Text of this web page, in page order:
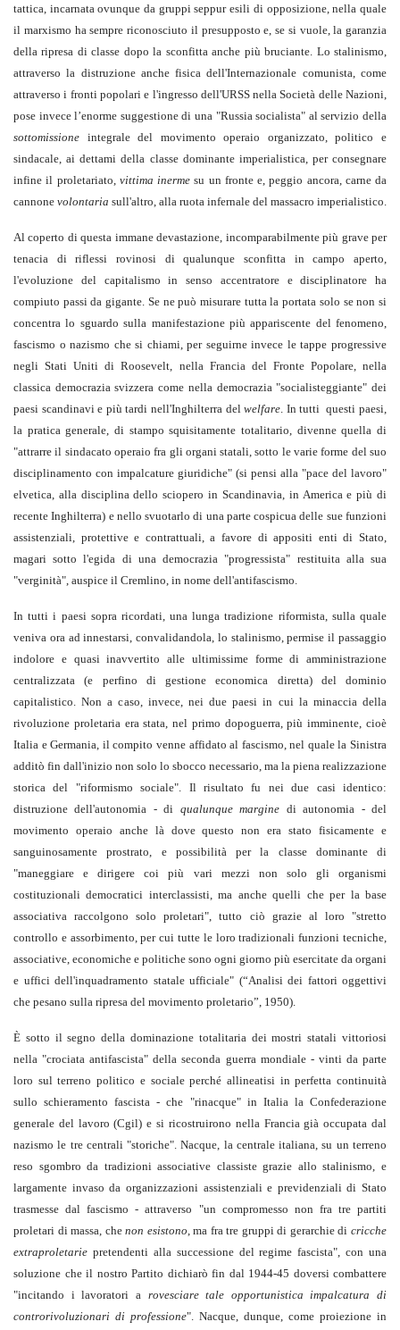
tattica, incarnata ovunque da gruppi seppur esili di opposizione, nella quale
il marxismo ha sempre riconosciuto il presupposto e, se si vuole, la garanzia
della ripresa di classe dopo la sconfitta anche più bruciante. Lo stalinismo,
attraverso la distruzione anche fisica dell'Internazionale comunista, come
attraverso i fronti popolari e l'ingresso dell'URSS nella Società delle Nazioni,
pose invece l’enorme suggestione di una "Russia socialista" al servizio della
sottomissione integrale del movimento operaio organizzato, politico e
sindacale, ai dettami della classe dominante imperialistica, per consegnare
infine il proletariato, vittima inerme su un fronte e, peggio ancora, carne da
cannone volontaria sull'altro, alla ruota infernale del massacro imperialistico.
Al coperto di questa immane devastazione, incomparabilmente più grave per
tenacia di riflessi rovinosi di qualunque sconfitta in campo aperto,
l'evoluzione del capitalismo in senso accentratore e disciplinatore ha
compiuto passi da gigante. Se ne può misurare tutta la portata solo se non si
concentra lo sguardo sulla manifestazione più appariscente del fenomeno,
fascismo o nazismo che si chiami, per seguirne invece le tappe progressive
negli Stati Uniti di Roosevelt, nella Francia del Fronte Popolare, nella
classica democrazia svizzera come nella democrazia "socialisteggiante" dei
paesi scandinavi e più tardi nell'Inghilterra delwelfare. In tutti questi paesi,
la pratica generale, di stampo squisitamente totalitario, divenne quella di
"attrarre il sindacato operaio fra gli organi statali, sotto le varie forme del suo
disciplinamento con impalcature giuridiche" (si pensi alla "pace del lavoro"
elvetica, alla disciplina dello sciopero in Scandinavia, in America e più di
recente Inghilterra) e nello svuotarlo di una parte cospicua delle sue funzioni
assistenziali, protettive e contrattuali, a favore di appositi enti di Stato,
magari sotto l'egida di una democrazia "progressista" restituita alla sua
"verginità", auspice il Cremlino, in nome dell'antifascismo.
In tutti i paesi sopra ricordati, una lunga tradizione riformista, sulla quale
veniva ora ad innestarsi, convalidandola, lo stalinismo, permise il passaggio
indolore e quasi inavvertito alle ultimissime forme di amministrazione
centralizzata (e perfino di gestione economica diretta) del dominio
capitalistico. Non a caso, invece, nei due paesi in cui la minaccia della
rivoluzione proletaria era stata, nel primo dopoguerra, più imminente, cioè
Italia e Germania, il compito venne affidato al fascismo, nel quale la Sinistra
additò fin dall'inizio non solo lo sbocco necessario, ma la piena realizzazione
storica del "riformismo sociale". Il risultato fu nei due casi identico:
distruzione dell'autonomia - di qualunque margine di autonomia - del
movimento operaio anche là dove questo non era stato fisicamente e
sanguinosamente prostrato, e possibilità per la classe dominante di
"maneggiare e dirigere coi più vari mezzi non solo gli organismi
costituzionali democratici interclassisti, ma anche quelli che per la base
associativa raccolgono solo proletari", tutto ciò grazie al loro "stretto
controllo e assorbimento, per cui tutte le loro tradizionali funzioni tecniche,
associative, economiche e politiche sono ogni giorno più esercitate da organi
e uffici dell'inquadramento statale ufficiale" (“Analisi dei fattori oggettivi
che pesano sulla ripresa del movimento proletario”, 1950).
È sotto il segno della dominazione totalitaria dei mostri statali vittoriosi
nella "crociata antifascista" della seconda guerra mondiale - vinti da parte
loro sul terreno politico e sociale perché allineatisi in perfetta continuità
sullo schieramento fascista - che "rinacque" in Italia la Confederazione
generale del lavoro (Cgil) e si ricostruirono nella Francia già occupata dal
nazismo le tre centrali "storiche". Nacque, la centrale italiana, su un terreno
reso sgombro da tradizioni associative classiste grazie allo stalinismo, e
largamente invaso da organizzazioni assistenziali e previdenziali di Stato
trasmesse dal fascismo - attraverso "un compromesso non fra tre partiti
proletari di massa, chenon esistono, ma fra tre gruppi di gerarchie dicricche
extraproletarie pretendenti alla successione del regime fascista", con una
soluzione che il nostro Partito dichiarò fin dal 1944-45 doversi combattere
"incitando i lavoratori a rovesciare tale opportunistica impalcatura di
controrivoluzionari di professione". Nacque, dunque, come proiezione in